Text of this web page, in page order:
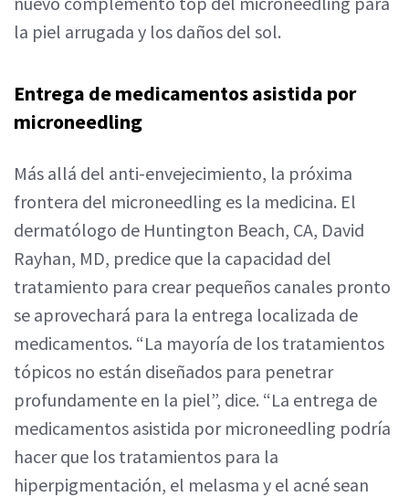
la piel arrugada y los daños del sol.
Entrega de medicamentos asistida por
microneedling
Más allá del anti-envejecimiento, la próxima
frontera del microneedling es la medicina. El
dermatólogo de Huntington Beach, CA, David
Rayhan, MD, predice que la capacidad del
tratamiento para crear pequeños canales pronto
se aprovechará para la entrega localizada de
medicamentos. “La mayoría de los tratamientos
tópicos no están diseñados para penetrar
profundamente en la piel”, dice. “La entrega de
medicamentos asistida por microneedling podría
hacer que los tratamientos para la
hiperpigmentación, el melasma y el acné sean